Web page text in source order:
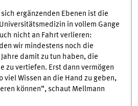
ergänzenden Ebenen ist die
in vollem Gange
nicht an Fahrt verlieren:
wir mindestens noch die
damit zu tun haben, die
zu vertiefen. Erst dann vermögen
viel Wissen an die Hand zu geben,
können“, schaut Mellmann